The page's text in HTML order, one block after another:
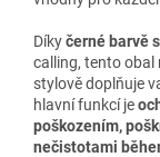
Díkyčerné barvě
calling, tento obal
stylově doplňuje
hlavní funkcí je
poškozením,
nečistotami